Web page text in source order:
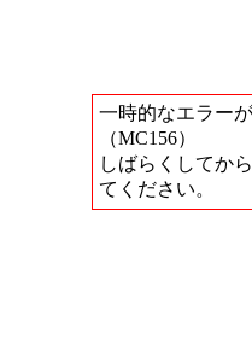
一時的なエラー
（MC156）
しばらくしてか
てください。